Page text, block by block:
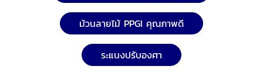
ม้วนลายไม้ PPGI คุณภาพดี
ระแนงปรับองศา